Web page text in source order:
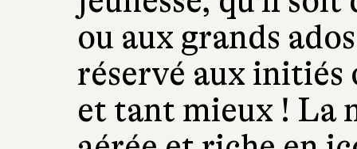
ou aux grands
réservé aux initiés
et tant mieux ! La